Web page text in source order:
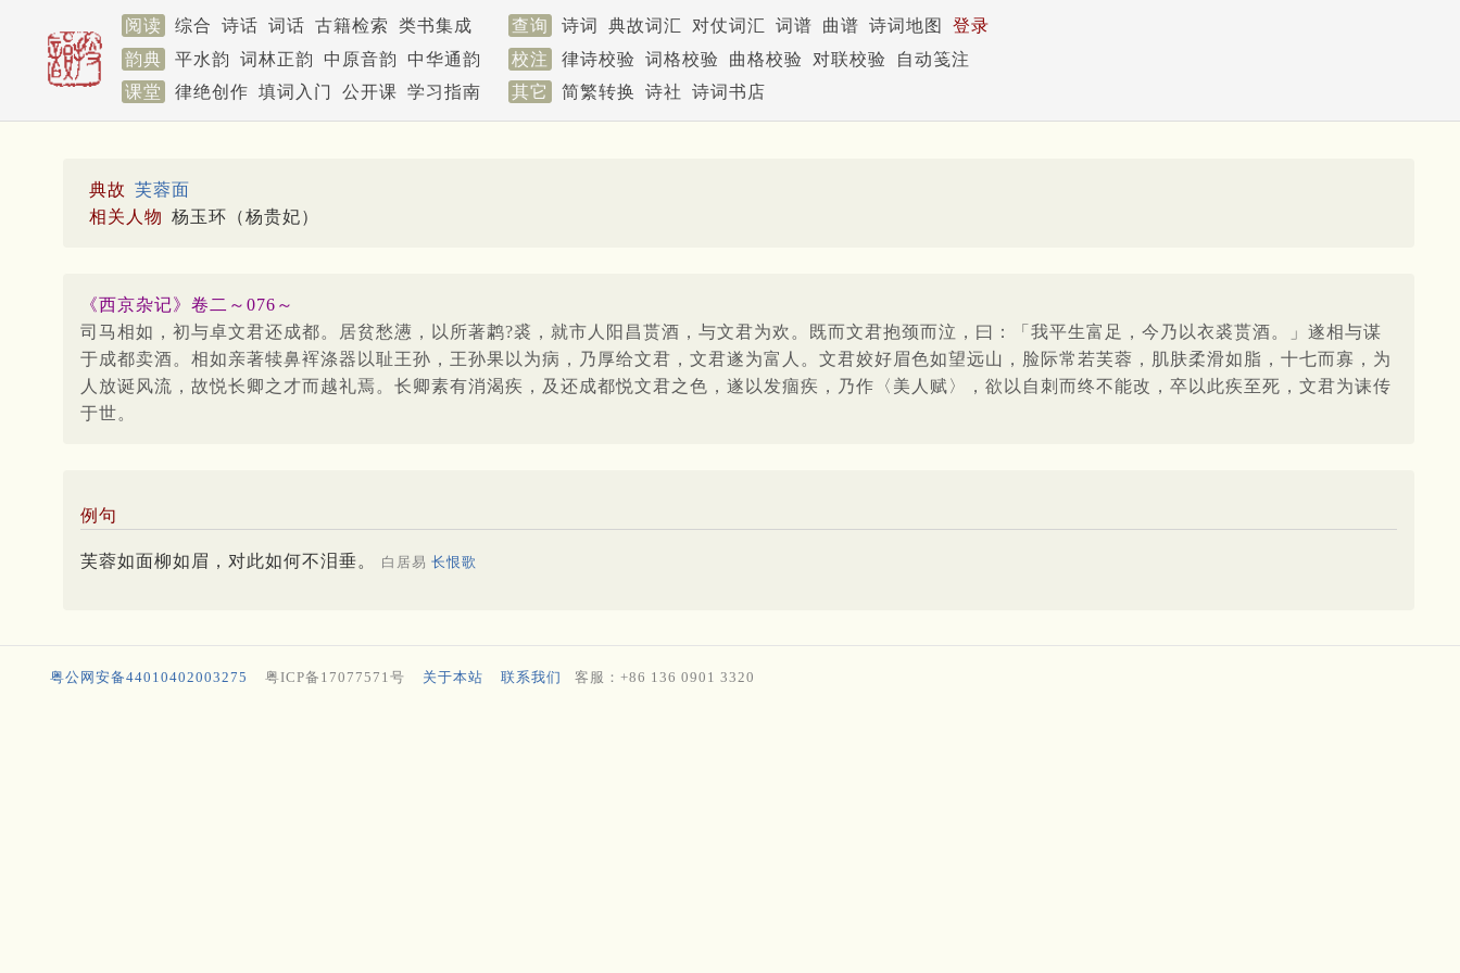
阅读 综合 诗话 词话 古籍检索 类书集成 查询 诗词 典故词汇 对仗词汇 词谱 曲谱 诗词地图
登录
韵典
平水韵 词林正韵 中原音韵 中华通韵 校注 律诗校验 词格校验 曲格校验 对联校验
自动笺注
课堂
律绝创作 填词入门 公开课 学习指南 其它 简繁转换 诗社 诗词书店
典故 芙蓉面
相关人物 杨玉环（杨贵妃）
《西京杂记》卷二～076～
司马相如，初与卓文君还成都。居贫愁懑，以所著鹔?裘，就市人阳昌贳酒，与文君为欢。既而文君抱颈而泣，曰：「我平生富足，今乃以衣裘贳酒。」遂相与谋
于成都卖酒。相如亲著犊鼻裈涤器以耻王孙，王孙果以为病，乃厚给文君，文君遂为富人。文君姣好眉色如望远山，脸际常若芙蓉，肌肤柔滑如脂，十七而寡，为
人放诞风流，故悦长卿之才而越礼焉。长卿素有消渴疾，及还成都悦文君之色，遂以发痼疾，乃作〈美人赋〉，欲以自刺而终不能改，卒以此疾至死，文君为诔传
于世。
例句
芙蓉如面柳如眉，对此如何不泪垂。 白居易 长恨歌
粤公网安备44010402003275 粤ICP备17077571号 关于本站 联系我们 客服：+86 136 0901 3320